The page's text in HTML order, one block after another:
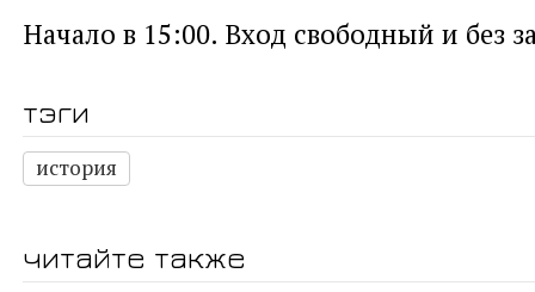
Начало в 15:00. Вход свободный и без
тэги
история
читайте также